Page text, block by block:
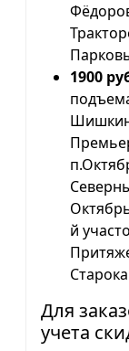
1900
й
Для
учета